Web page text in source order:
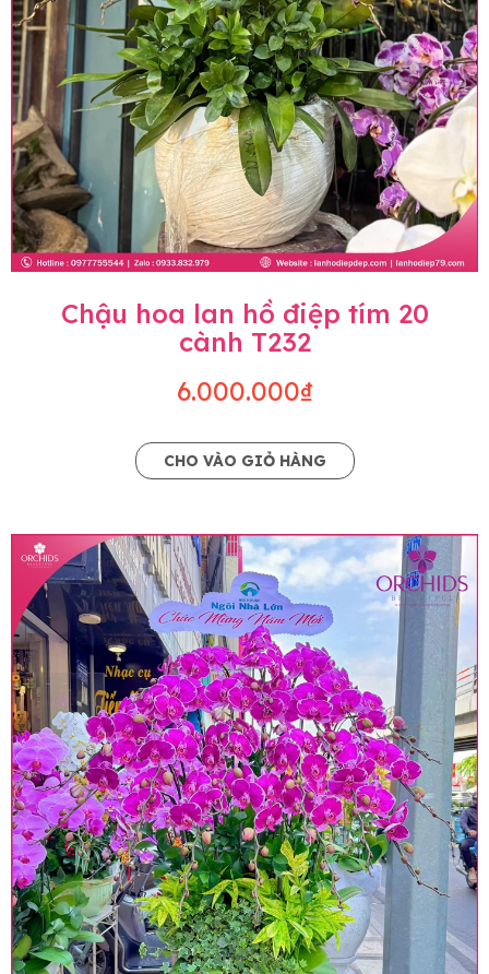
Chậu hoa lan hồ điệp tím 20
cành T232
6.000.000₫
CHO VÀO GIỎ HÀNG